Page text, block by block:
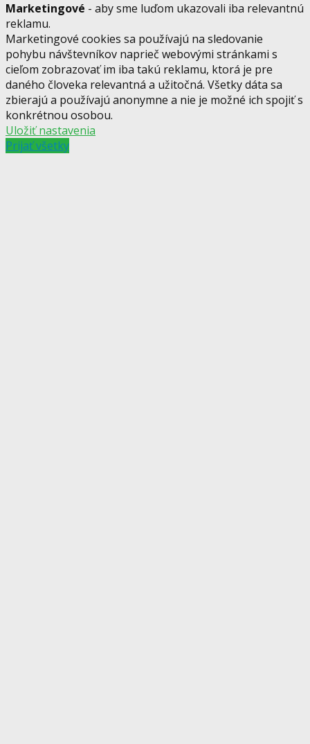
Marketingové - aby sme luďom ukazovali iba relevantnú
reklamu.
Marketingové cookies sa používajú na sledovanie
pohybu návštevníkov naprieč webovými stránkami s
cieľom zobrazovať im iba takú reklamu, ktorá je pre
daného človeka relevantná a užitočná. Všetky dáta sa
zbierajú a používajú anonymne a nie je možné ich spojiť s
konkrétnou osobou.
Uložiť nastavenia
Prijať všetky